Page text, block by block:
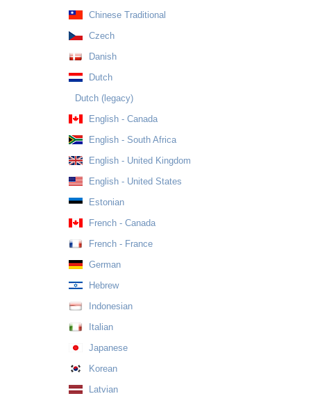
Chinese Traditional
Czech
Danish
Dutch
Dutch (legacy)
English - Canada
English - South Africa
English - United Kingdom
English - United States
Estonian
French - Canada
French - France
German
Hebrew
Indonesian
Italian
Japanese
Korean
Latvian